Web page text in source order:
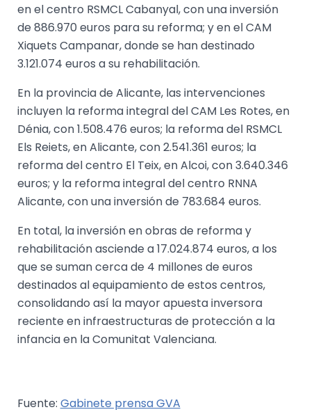
en el centro RSMCL Cabanyal, con una inversión
de 886.970 euros para su reforma; y en el CAM
Xiquets Campanar, donde se han destinado
3.121.074 euros a su rehabilitación.
En la provincia de Alicante, las intervenciones
incluyen la reforma integral del CAM Les Rotes, en
Dénia, con 1.508.476 euros; la reforma del RSMCL
Els Reiets, en Alicante, con 2.541.361 euros; la
reforma del centro El Teix, en Alcoi, con 3.640.346
euros; y la reforma integral del centro RNNA
Alicante, con una inversión de 783.684 euros.
En total, la inversión en obras de reforma y
rehabilitación asciende a 17.024.874 euros, a los
que se suman cerca de 4 millones de euros
destinados al equipamiento de estos centros,
consolidando así la mayor apuesta inversora
reciente en infraestructuras de protección a la
infancia en la Comunitat Valenciana.
Fuente: Gabinete prensa GVA